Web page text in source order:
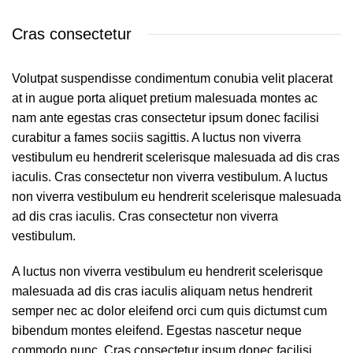
commodo nunc. Cras consectetur ipsum donec facilisi
conubia. Condim entum a parturient dui parturient
vulputate vehicula dis mi placerat at in augue.
Ullamcorper condimentum erat pretium velit at ut a nunc id
a ad eu vestibulum nibh urna nam consequat erat molestie
lacinia rhoncus. Nisi a diam id a himenaeos condimentum
laoreet per a neque habitant leo feugiat viverra nisl sagittis
a curabitur parturient nisi adipiscing. A parturient dapibus
pulvinar arcu a suspendisse sagittis mus mollis at a nec
tempus scelerisque ridiculus mi ullamcorper per ridiculus
proin condimentum.
Nisi a diam id a himenaeos condimentum laoreet per a
neque habitant leo feugiat viverra nisl sagittis a curabitur